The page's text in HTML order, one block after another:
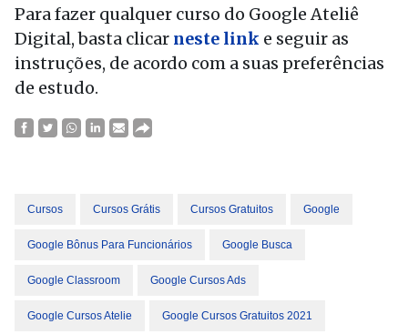
Para fazer qualquer curso do Google Ateliê
Digital, basta clicar neste link e seguir as
instruções, de acordo com a suas preferências
de estudo.
Cursos Cursos Grátis Cursos Gratuitos Google
Google Bônus Para Funcionários Google Busca
Google Classroom Google Cursos Ads
Google Cursos Atelie Google Cursos Gratuitos 2021